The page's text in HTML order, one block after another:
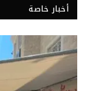
أخبار خاصة